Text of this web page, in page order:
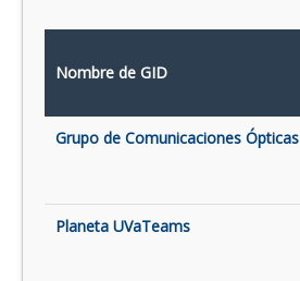
Nombre de GID
Grupo de Comunicaciones Ópticas
Planeta UVaTeams